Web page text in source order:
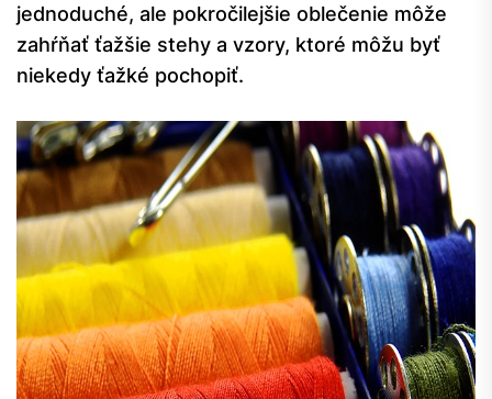
jednoduché, ale pokročilejšie oblečenie môže
zahŕňať ťažšie stehy a vzory, ktoré môžu byť
niekedy ťažké pochopiť.